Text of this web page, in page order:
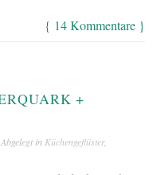
{ 14 Kommentare }
+
Abgelegt in Küchengeflüster,